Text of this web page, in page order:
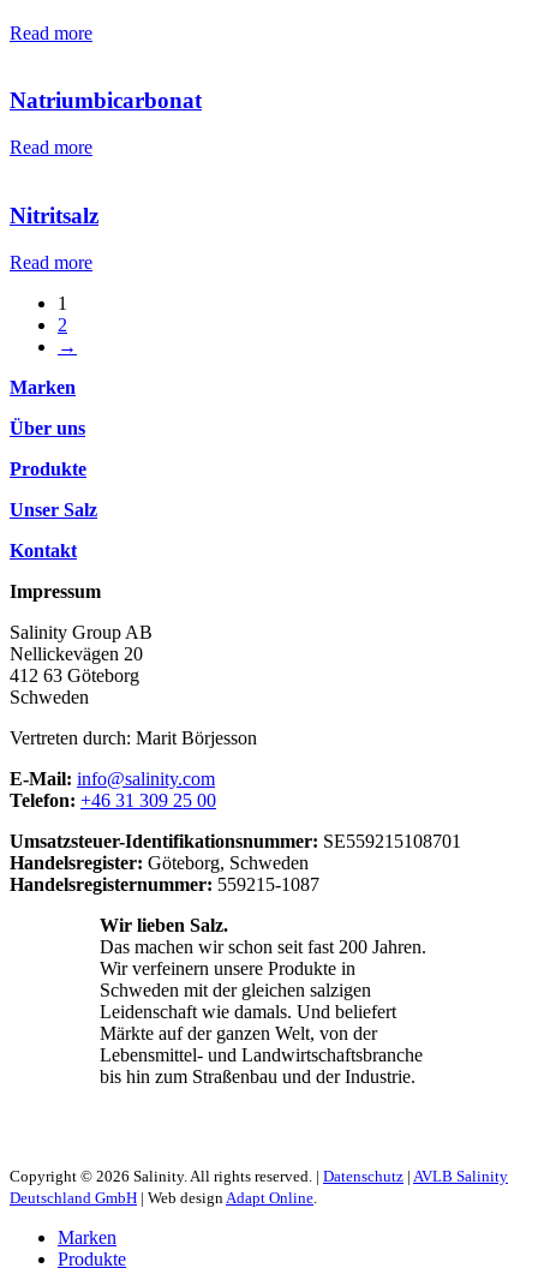
Read more
Natriumbicarbonat
Read more
Nitritsalz
Read more
1
2
→
Marken
Über uns
Produkte
Unser Salz
Kontakt
Impressum
Salinity Group AB
Nellickevägen 20
412 63 Göteborg
Schweden
Vertreten durch: Marit Börjesson
E-Mail: info@salinity.com
Telefon: +46 31 309 25 00
Umsatzsteuer-Identifikationsnummer: SE559215108701
Handelsregister: Göteborg, Schweden
Handelsregisternummer: 559215-1087
Wir lieben Salz.
Das machen wir schon seit fast 200 Jahren.
Wir verfeinern unsere Produkte in
Schweden mit der gleichen salzigen
Leidenschaft wie damals. Und beliefert
Märkte auf der ganzen Welt, von der
Lebensmittel- und Landwirtschaftsbranche
bis hin zum Straßenbau und der Industrie.
Copyright © 2026 Salinity. All rights reserved. | Datenschutz | AVLB Salinity
Deutschland GmbH | Web design Adapt Online
Marken
Produkte